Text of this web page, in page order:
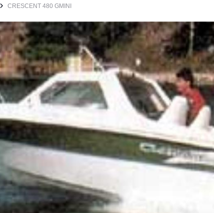
CRESCENT 480 GMINI